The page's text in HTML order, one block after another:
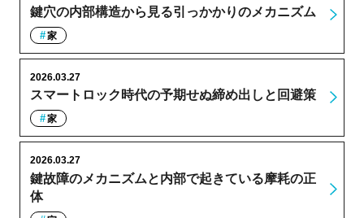
鍵穴の内部構造から見る引っかかりのメカニズム
家
スマートロック時代の予期せぬ締め出しと回避策
2026.03.27
家
鍵故障のメカニズムと内部で起きている摩耗の正
体
2026.03.27